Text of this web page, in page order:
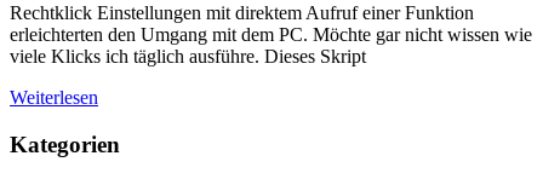
Rechtklick Einstellungen mit direktem Aufruf einer Funktion
erleichterten den Umgang mit dem PC. Möchte gar nicht wissen wie
viele Klicks ich täglich ausführe. Dieses Skript
Weiterlesen
Kategorien